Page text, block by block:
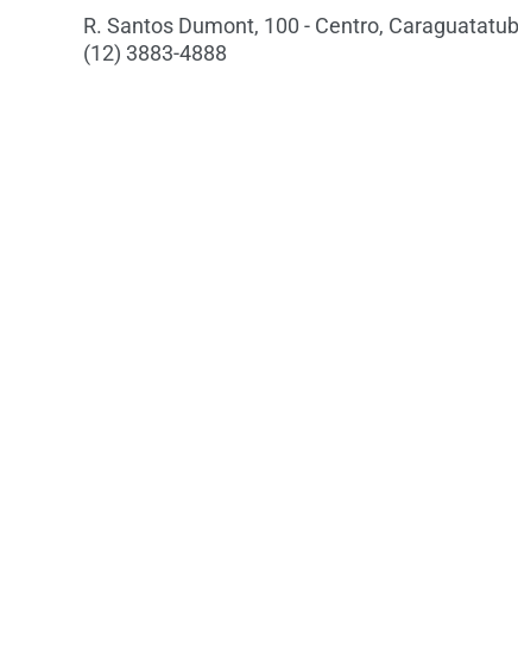
R. Santos Dumont, 100 - Centro,
(12) 3883-4888